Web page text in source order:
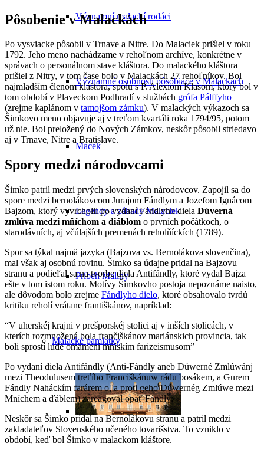
Významní malackí rodáci
Významné osobnosti pôsobiace v Malackách
Macek
Legendy a záhady Malaciek
Príbeh Maliny
Malacké pamiatky
Pôsobenie v Malackách
Po vysviacke pôsobil v Trnave a Nitre. Do Malaciek prišiel v roku
1792. Jeho meno nachádzame v rehoľnom archíve, konkrétne v
správach o personálnom stave kláštora. Do malackého kláštora
prišiel z Nitry, v tom čase bolo v Malackách 27 rehoľníkov. Bol
najmladším členom kláštora, spolu s P. Alexiom Klasom, ktorý bol v
tom období v Plaveckom Podhradí v službách grófa Pálffyho
(zrejme kaplánom v tamojšom zámku). V malackých výkazoch sa
Šimkovo meno objavuje aj v treťom kvartáli roka 1794/95, potom
už nie. Bol preložený do Nových Zámkov, neskôr pôsobil striedavo
aj v Trnave, Nitre a Bratislave.
Spory medzi národovcami
Šimko patril medzi prvých slovenských národovcov. Zapojil sa do
spore medzi bernolákovcom Jurajom Fándlym a Jozefom Ignácom
Bajzom, ktorý vyvrcholil po vydaní Fándlyho diela Dúverná
zmlúva medzi mňíchom a diáblom o prvních počátkoch, o
starodávních, aj včúlajších premenách reholňíckích (1789).
Spor sa týkal najmä jazyka (Bajzova vs. Bernolákova slovenčina),
mal však aj osobnú rovinu. Šimko sa údajne pridal na Bajzovu
stranu a podieľal sa na tvorbe diela Antifándly, ktoré vydal Bajza
ešte v tom istom roku. Motívy Šimkovho postoja nepoznáme naisto,
ale dôvodom bolo zrejme Fándlyho dielo, ktoré obsahovalo tvrdú
kritiku reholí vrátane františkánov, napríklad:
“V uherskéj krajni v prešporskéj stolici aj v inších stolicách, v
kterích rozmnožená bola frančiškánov mariánskich provincia, tak
boli sprostí ludé omámení mňískím farizeismusom”
Po vydaní diela Antifándly (Anti-Fándly aneb Dúwerné Zmlúwánj
mezi Theodulusem treťího Franciškánuw rádu bosákem, a Gurem
Fándly Naháckím farárem o, a proti geho Dúwernég Zmlúwe mezi
Mníchem a ďáblem) zareagoval opäť Fándly:
Neskôr sa Šimko pridal na Bernolákovu stranu a patril medzi
zakladateľov Slovenského učeného tovarišstva. To vzniklo v
období, keď bol Šimko v malackom kláštore.